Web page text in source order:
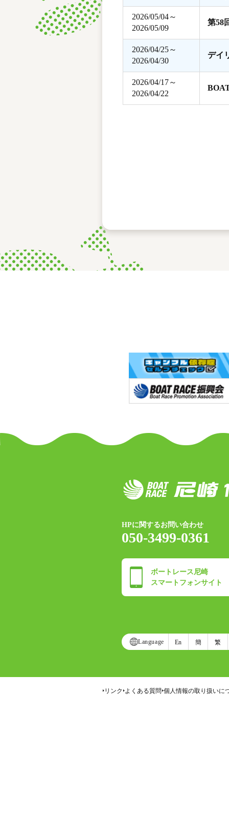
2026/05/04～
2026/05/09
第58
2026/04/25～
2026/04/30
デイ
2026/04/17～
2026/04/22
HPに関するお問い合わせ
050-3499-0361
ボートレース尼崎
スマートフォンサイト
Language En 簡 繁
リンク よくある質問 個人情報の取り扱いに